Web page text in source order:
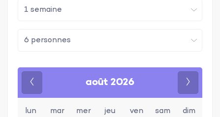
août 2026
lun mar mer jeu ven sam dim